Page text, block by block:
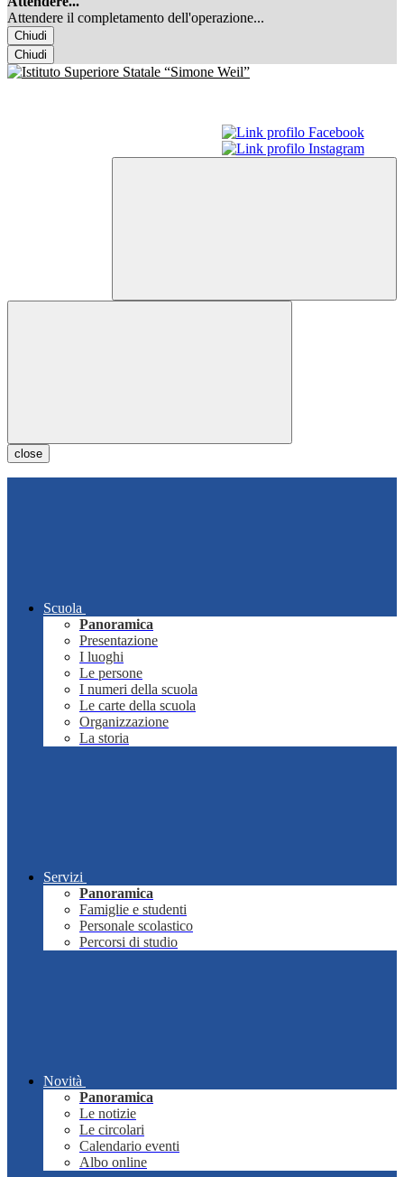
Attendere il completamento dell'operazione...
Chiudi
Chiudi
close
Scuola
Panoramica
Presentazione
I luoghi
Le persone
I numeri della scuola
Le carte della scuola
Organizzazione
La storia
Servizi
Panoramica
Famiglie e studenti
Personale scolastico
Percorsi di studio
Novità
Panoramica
Le notizie
Le circolari
Calendario eventi
Albo online